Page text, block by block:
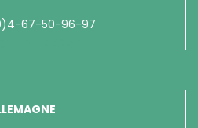
67-50-96-97